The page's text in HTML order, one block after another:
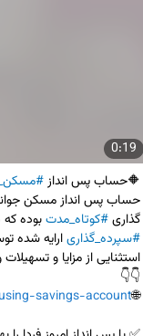
0:19
🔶حساب پس انداز
گذاری #کوتاه_مدت بوده که
#سپرده_گذاری ارایه شده
🌐
savings-account